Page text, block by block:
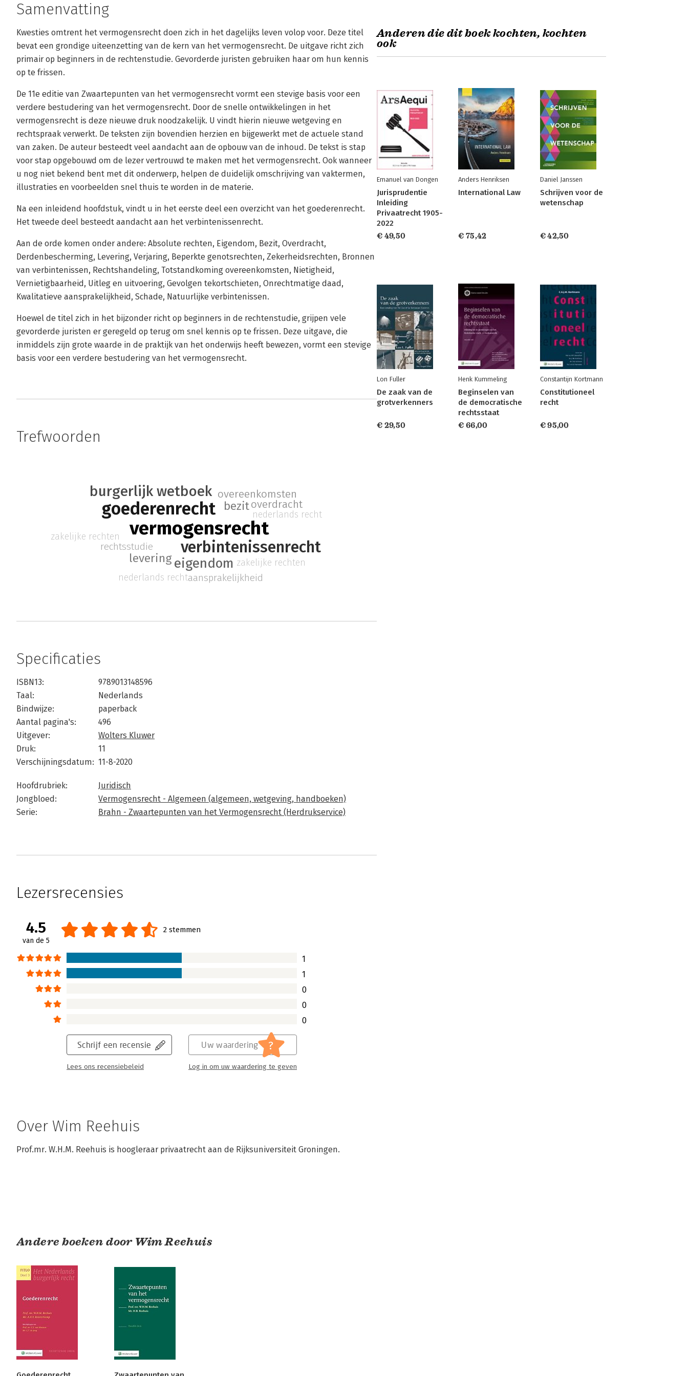
Samenvatting
Kwesties omtrent het vermogensrecht doen zich in het dagelijks leven volop voor. Deze titel
bevat een grondige uiteenzetting van de kern van het vermogensrecht. De uitgave richt zich
primair op beginners in de rechtenstudie. Gevorderde juristen gebruiken haar om hun kennis
op te frissen.
De 11e editie van Zwaartepunten van het vermogensrecht vormt een stevige basis voor een
verdere bestudering van het vermogensrecht. Door de snelle ontwikkelingen in het
vermogensrecht is deze nieuwe druk noodzakelijk. U vindt hierin nieuwe wetgeving en
rechtspraak verwerkt. De teksten zijn bovendien herzien en bijgewerkt met de actuele stand
van zaken. De auteur besteedt veel aandacht aan de opbouw van de inhoud. De tekst is stap
voor stap opgebouwd om de lezer vertrouwd te maken met het vermogensrecht. Ook wanneer
u nog niet bekend bent met dit onderwerp, helpen de duidelijk omschrijving van vaktermen,
illustraties en voorbeelden snel thuis te worden in de materie.
Na een inleidend hoofdstuk, vindt u in het eerste deel een overzicht van het goederenrecht.
Het tweede deel besteedt aandacht aan het verbintenissenrecht.
Aan de orde komen onder andere: Absolute rechten, Eigendom, Bezit, Overdracht,
Derdenbescherming, Levering, Verjaring, Beperkte genotsrechten, Zekerheidsrechten, Bronnen
van verbintenissen, Rechtshandeling, Totstandkoming overeenkomsten, Nietigheid,
Vernietigbaarheid, Uitleg en uitvoering, Gevolgen tekortschieten, Onrechtmatige daad,
Kwalitatieve aansprakelijkheid, Schade, Natuurlijke verbintenissen.
Hoewel de titel zich in het bijzonder richt op beginners in de rechtenstudie, grijpen vele
gevorderde juristen er geregeld op terug om snel kennis op te frissen. Deze uitgave, die
inmiddels zijn grote waarde in de praktijk van het onderwijs heeft bewezen, vormt een stevige
basis voor een verdere bestudering van het vermogensrecht.
Trefwoorden
vermogensrecht
goederenrecht
verbintenissenrecht
burgerlijk wetboek
eigendom
bezit
levering
overeenkomsten
overdracht
aansprakelijkheid
rechtsstudie
nederlands recht
zakelijke rechten
nederlands recht
zakelijke rechten
Specificaties
ISBN13:
9789013148596
Taal:
Nederlands
Bindwijze:
paperback
Aantal pagina's:
496
Uitgever:
Wolters Kluwer
Druk:
11
Verschijningsdatum: 11-8-2020
Hoofdrubriek:
Juridisch
Jongbloed:
Vermogensrecht - Algemeen (algemeen, wetgeving, handboeken)
Serie:
Brahn - Zwaartepunten van het Vermogensrecht (Herdrukservice)
Lezersrecensies
4.5
van de 5
2 stemmen
1
1
0
0
0
Schrijf een recensie
Lees ons recensiebeleid
Uw waardering ?
Log in om uw waardering te geven
Over Wim Reehuis
Prof.mr. W.H.M. Reehuis is hoogleraar privaatrecht aan de Rijksuniversiteit Groningen.
Andere boeken door Wim Reehuis
Anderen die dit boek kochten, kochten
ook
Emanuel van Dongen
Jurisprudentie
Inleiding
Privaatrecht 1905-
2022
€ 49,50
Anders Henriksen
International Law
€ 75,42
Daniel Janssen
Schrijven voor de
wetenschap
€ 42,50
Lon Fuller
De zaak van de
grotverkenners
€ 29,50
Henk Kummeling
Beginselen van
de democratische
rechtsstaat
€ 66,00
Constantijn Kortmann
Constitutioneel
recht
€ 95,00